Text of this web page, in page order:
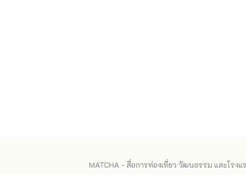
MATCHA - สื่อการท่องเที่ยว วัฒนธรรม และโรง